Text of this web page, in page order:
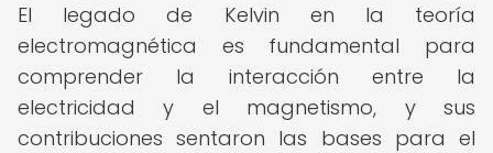
El legado de Kelvin en la teoría
electromagnética es fundamental para
comprender la interacción entre la
electricidad y el magnetismo, y sus
contribuciones sentaron las bases para el